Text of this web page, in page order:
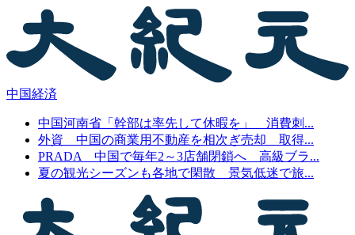
中国経済
中国河南省「幹部は率先して休暇を」 消費刺...
外資 中国の商業用不動産を相次ぎ売却 取得...
PRADA 中国で毎年2～3店舗閉鎖へ 高級ブラ...
夏の観光シーズンも各地で閑散 景気低迷で旅...